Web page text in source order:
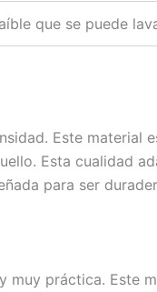
que se puede
Este material
Esta cualidad
para ser
muy práctica. Este